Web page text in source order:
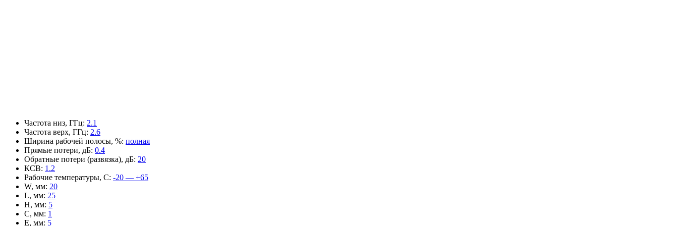
Частота низ, ГГц: 2.1
Частота верх, ГГц: 2.6
Ширина рабочей полосы, %: полная
Прямые потери, дБ: 0.4
Обратные потери (развязка), дБ: 20
КСВ: 1.2
Рабочие температуры, С: -20 — +65
W, мм: 20
L, мм: 25
H, мм: 5
C, мм: 1
E, мм: 5